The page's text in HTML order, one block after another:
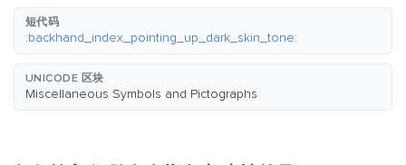
短代码
:backhand_index_pointing_up_dark_skin_tone:
UNICODE 区块
Miscellaneous Symbols and Pictographs